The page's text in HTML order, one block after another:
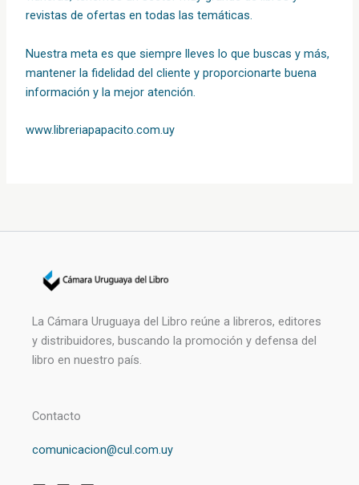
revistas de ofertas en todas las temáticas.
Nuestra meta es que siempre lleves lo que buscas y más,
mantener la fidelidad del cliente y proporcionarte buena
información y la mejor atención.
www.libreriapapacito.com.uy
La Cámara Uruguaya del Libro reúne a libreros, editores
y distribuidores, buscando la promoción y defensa del
libro en nuestro país.
Contacto
comunicacion@cul.com.uy